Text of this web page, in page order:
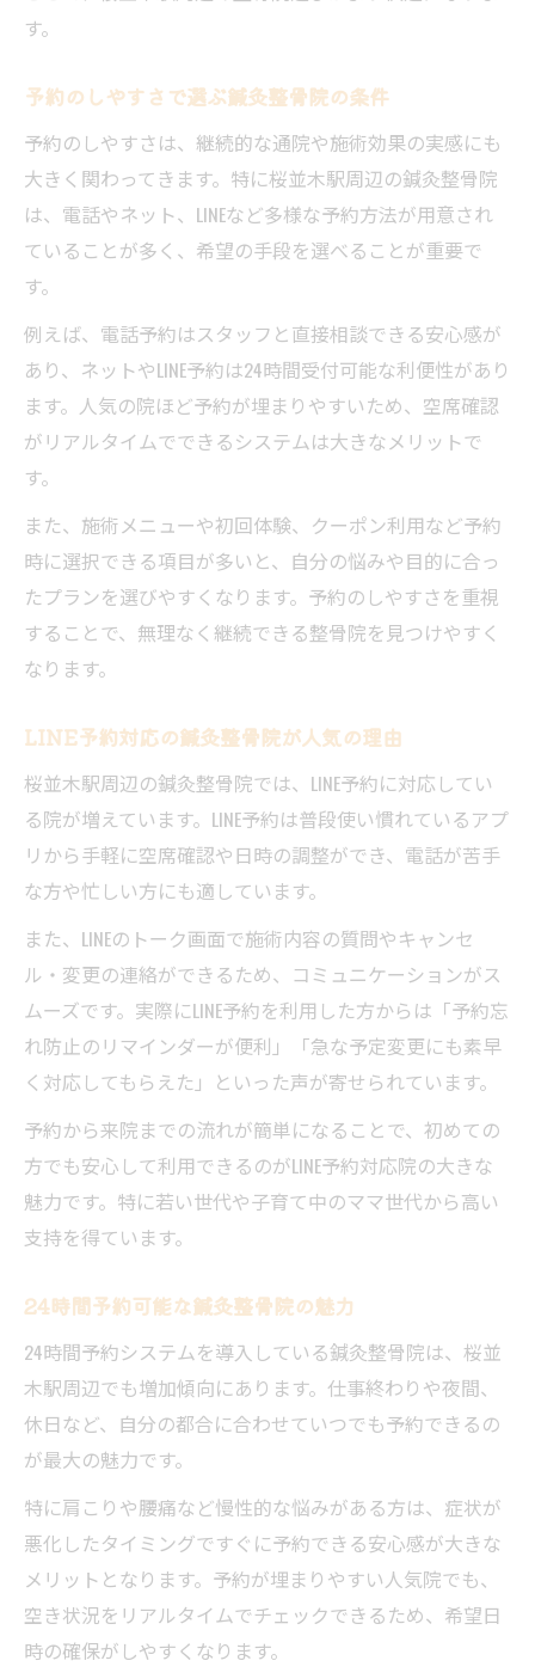
す。
予約のしやすさで選ぶ鍼灸整骨院の条件
予約のしやすさは、継続的な通院や施術効果の実感にも
大きく関わってきます。特に桜並木駅周辺の鍼灸整骨院
は、電話やネット、LINEなど多様な予約方法が用意され
ていることが多く、希望の手段を選べることが重要で
す。
例えば、電話予約はスタッフと直接相談できる安心感が
あり、ネットやLINE予約は24時間受付可能な利便性があり
ます。人気の院ほど予約が埋まりやすいため、空席確認
がリアルタイムでできるシステムは大きなメリットで
す。
また、施術メニューや初回体験、クーポン利用など予約
時に選択できる項目が多いと、自分の悩みや目的に合っ
たプランを選びやすくなります。予約のしやすさを重視
することで、無理なく継続できる整骨院を見つけやすく
なります。
LINE予約対応の鍼灸整骨院が人気の理由
桜並木駅周辺の鍼灸整骨院では、LINE予約に対応してい
る院が増えています。LINE予約は普段使い慣れているアプ
リから手軽に空席確認や日時の調整ができ、電話が苦手
な方や忙しい方にも適しています。
また、LINEのトーク画面で施術内容の質問やキャンセ
ル・変更の連絡ができるため、コミュニケーションがス
ムーズです。実際にLINE予約を利用した方からは「予約忘
れ防止のリマインダーが便利」「急な予定変更にも素早
く対応してもらえた」といった声が寄せられています。
予約から来院までの流れが簡単になることで、初めての
方でも安心して利用できるのがLINE予約対応院の大きな
魅力です。特に若い世代や子育て中のママ世代から高い
支持を得ています。
24時間予約可能な鍼灸整骨院の魅力
24時間予約システムを導入している鍼灸整骨院は、桜並
木駅周辺でも増加傾向にあります。仕事終わりや夜間、
休日など、自分の都合に合わせていつでも予約できるの
が最大の魅力です。
特に肩こりや腰痛など慢性的な悩みがある方は、症状が
悪化したタイミングですぐに予約できる安心感が大きな
メリットとなります。予約が埋まりやすい人気院でも、
空き状況をリアルタイムでチェックできるため、希望日
時の確保がしやすくなります。